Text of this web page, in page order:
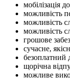
мобілізація
можливість
можливість
можливість
грошове
сучасне,
безоплатний
щорічна
можливе